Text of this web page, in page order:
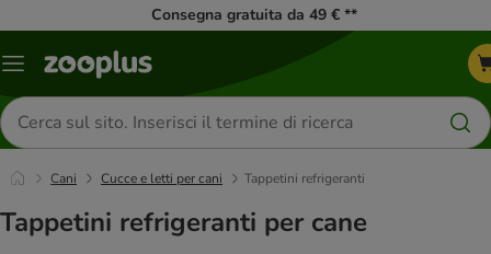
Consegna gratuita da 49 € **
Overview
Cerca
prodotti
Cani Cucce e letti per cani Tappetini refrigeranti
Tappetini refrigeranti per cane